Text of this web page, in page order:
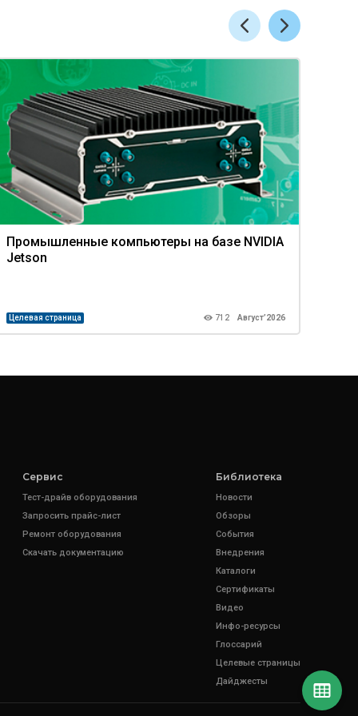
Промышленные компьютеры на базе NVIDIA
Jetson
Целевая страница 712 Август’2026
Сервис
Тест-драйв оборудования
Запросить прайс-лист
Ремонт оборудования
Скачать документацию
Библиотека
Новости
Обзоры
События
Внедрения
Каталоги
Сертификаты
Видео
Инфо-ресурсы
Глоссарий
Целевые страницы
Дайджесты